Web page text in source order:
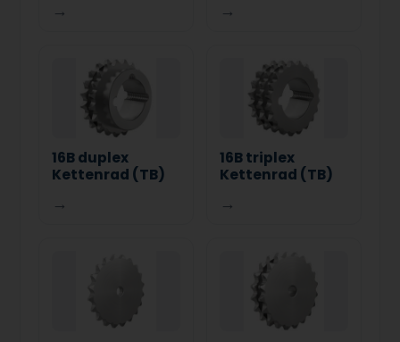
→ →
16B duplex
Kettenrad (TB)
→
16B triplex
Kettenrad (TB)
→